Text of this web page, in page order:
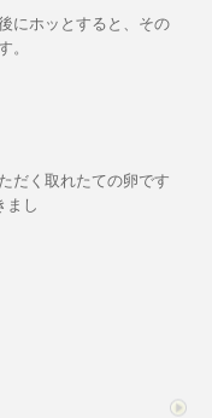
にホッとすると、その
。
だく取れたての卵です
まし